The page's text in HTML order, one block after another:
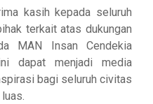
kasih kepada seluruh
terkait atas dukungan
MAN Insan Cendekia
dapat menjadi media
bagi seluruh civitas